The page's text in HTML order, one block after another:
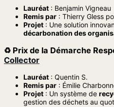
Lauréat : Benjamin Vigneau
Remis par : Thierry Gless
Projet : Une solution
décarbonation des
♻️ Prix de la Démarche
Collector
Lauréat : Quentin S.
Remis par : Émilie
Projet : Un système de
gestion des déchets au